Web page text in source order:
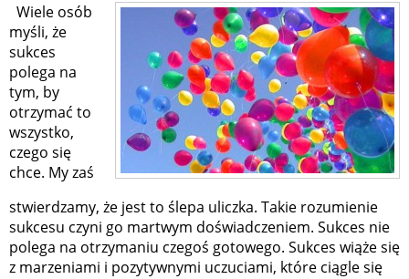
Wiele osób
myśli, że
sukces
polega na
tym, by
otrzymać to
wszystko,
czego się
chce. My zaś
stwierdzamy, że jest to ślepa uliczka. Takie rozumienie
sukcesu czyni go martwym doświadczeniem. Sukces nie
polega na otrzymaniu czegoś gotowego. Sukces wiąże się
z marzeniami i pozytywnymi uczuciami, które ciągle się